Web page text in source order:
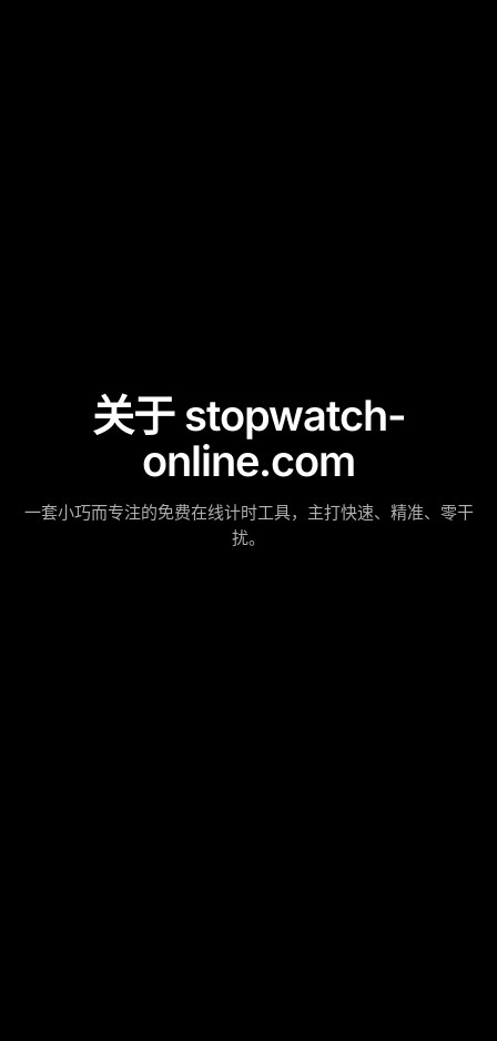
关于 stopwatch-
online.com
一套小巧而专注的免费在线计时工具，主打快速、精准、零干
扰。